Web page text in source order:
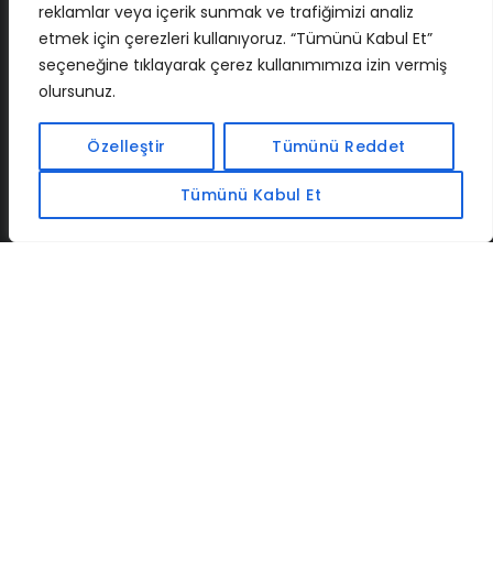
reklamlar veya içerik sunmak ve trafiğimizi analiz
etmek için çerezleri kullanıyoruz. “Tümünü Kabul Et”
seçeneğine tıklayarak çerez kullanımımıza izin vermiş
olursunuz.
Özelleştir Tümünü Reddet
Tümünü Kabul Et
İLETIŞIM BAF CADSOFTUSA MAXIMUMPCGUIDES